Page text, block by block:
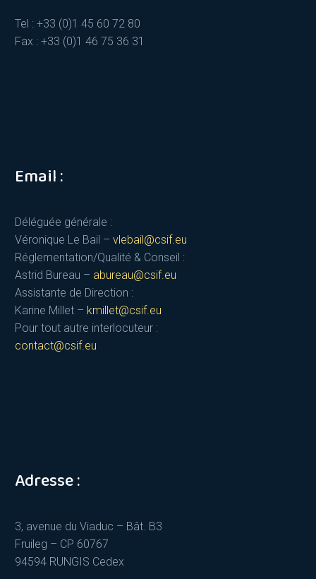
Tel : +33 (0)1 45 60 72 80
Fax : +33 (0)1 46 75 36 31
Email :
Déléguée générale :
Véronique Le Bail – vlebail@csif.eu
Réglementation/Qualité & Conseil :
Astrid Bureau – abureau@csif.eu
Assistante de Direction :
Karine Millet – kmillet@csif.eu
Pour tout autre interlocuteur :
contact@csif.eu
Adresse :
3, avenue du Viaduc – Bât. B3
Fruileg – CP 60767
94594 RUNGIS Cedex